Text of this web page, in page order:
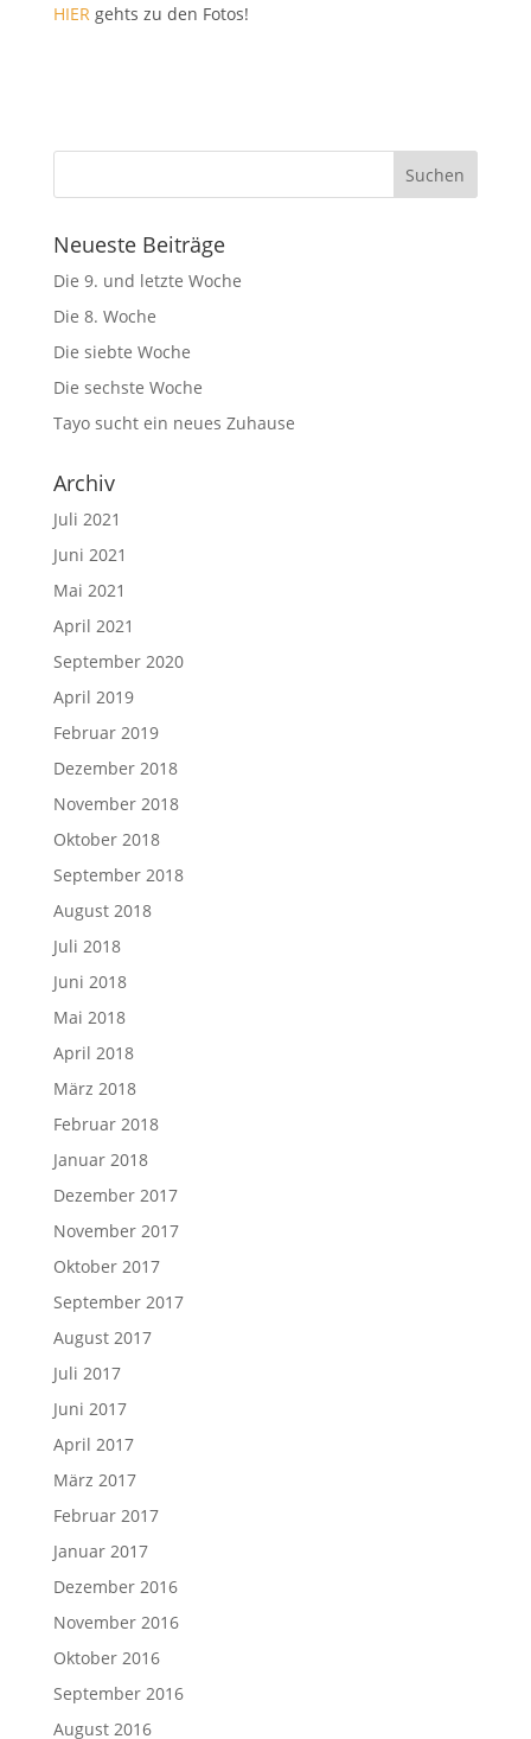
HIER gehts zu den Fotos!
Neueste Beiträge
Die 9. und letzte Woche
Die 8. Woche
Die siebte Woche
Die sechste Woche
Tayo sucht ein neues Zuhause
Archiv
Juli 2021
Juni 2021
Mai 2021
April 2021
September 2020
April 2019
Februar 2019
Dezember 2018
November 2018
Oktober 2018
September 2018
August 2018
Juli 2018
Juni 2018
Mai 2018
April 2018
März 2018
Februar 2018
Januar 2018
Dezember 2017
November 2017
Oktober 2017
September 2017
August 2017
Juli 2017
Juni 2017
April 2017
März 2017
Februar 2017
Januar 2017
Dezember 2016
November 2016
Oktober 2016
September 2016
August 2016